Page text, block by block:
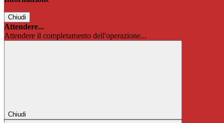
Chiudi
Attendere...
Attendere il completamento dell'operazione...
Chiudi